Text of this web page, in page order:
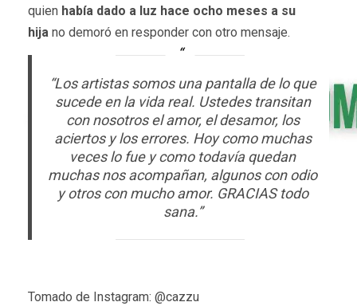
quien había dado a luz hace ocho meses a su
hija no demoró en responder con otro mensaje.
“Los artistas somos una pantalla de lo que
sucede en la vida real. Ustedes transitan
con nosotros el amor, el desamor, los
aciertos y los errores. Hoy como muchas
veces lo fue y como todavía quedan
muchas nos acompañan, algunos con odio
y otros con mucho amor. GRACIAS todo
sana.”
Tomado de Instagram: @cazzu